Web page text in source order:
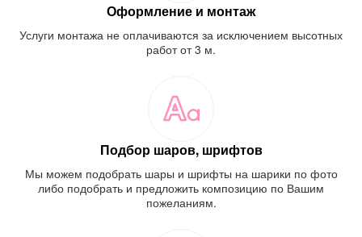
Оформление и монтаж
Услуги монтажа не оплачиваются за исключением высотных
работ от 3 м.
Подбор шаров, шрифтов
Мы можем подобрать шары и шрифты на шарики по фото
либо подобрать и предложить композицию по Вашим
пожеланиям.